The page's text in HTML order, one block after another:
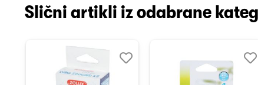
Slični artikli iz odabrane